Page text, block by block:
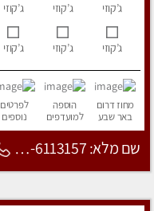
ג’קוזי ג’קוזי ג’קוזי
ג’קוזי ג’קוזי ג’קוזי
מחוז דרום
באר שבע
הוספה
למועדפים
לפרטים
נוספים
שם מלא: 053-6113157